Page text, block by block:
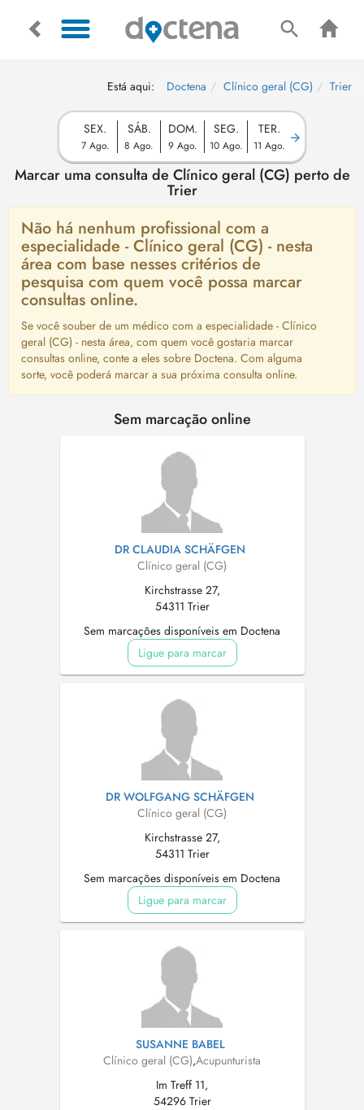
Está aqui: Doctena Clínico geral (CG) Trier
SEX.
7 Ago.
SÁB.
8 Ago.
DOM.
9 Ago.
SEG.
10 Ago.
TER.
11 Ago.
Marcar uma consulta de Clínico geral (CG) perto de
Trier
Não há nenhum profissional com a
especialidade - Clínico geral (CG) - nesta
área com base nesses critérios de
pesquisa com quem você possa marcar
consultas online.
Se você souber de um médico com a especialidade - Clínico
geral (CG) - nesta área, com quem você gostaria marcar
consultas online, conte a eles sobre Doctena. Com alguma
sorte, você poderá marcar a sua próxima consulta online.
Sem marcação online
DR CLAUDIA SCHÄFGEN
Clínico geral (CG)
Kirchstrasse 27,
54311 Trier
Sem marcações disponíveis em Doctena
Ligue para marcar
DR WOLFGANG SCHÄFGEN
Clínico geral (CG)
Kirchstrasse 27,
54311 Trier
Sem marcações disponíveis em Doctena
Ligue para marcar
SUSANNE BABEL
Clínico geral (CG),Acupunturista
Im Treff 11,
54296 Trier